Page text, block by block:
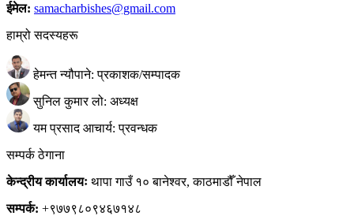
ईमेल: samacharbishes@gmail.com
हाम्रो सदस्यहरू
हेमन्त न्यौपाने: प्रकाशक/सम्पादक
सुनिल कुमार लो: अध्यक्ष
यम प्रसाद आचार्य: प्रवन्धक
सम्पर्क ठेगाना
केन्द्रीय कार्यालयः थापा गाउँ १० बानेश्वर, काठमाडौँ नेपाल
सम्पर्क: +९७७९८०९४६७१४८